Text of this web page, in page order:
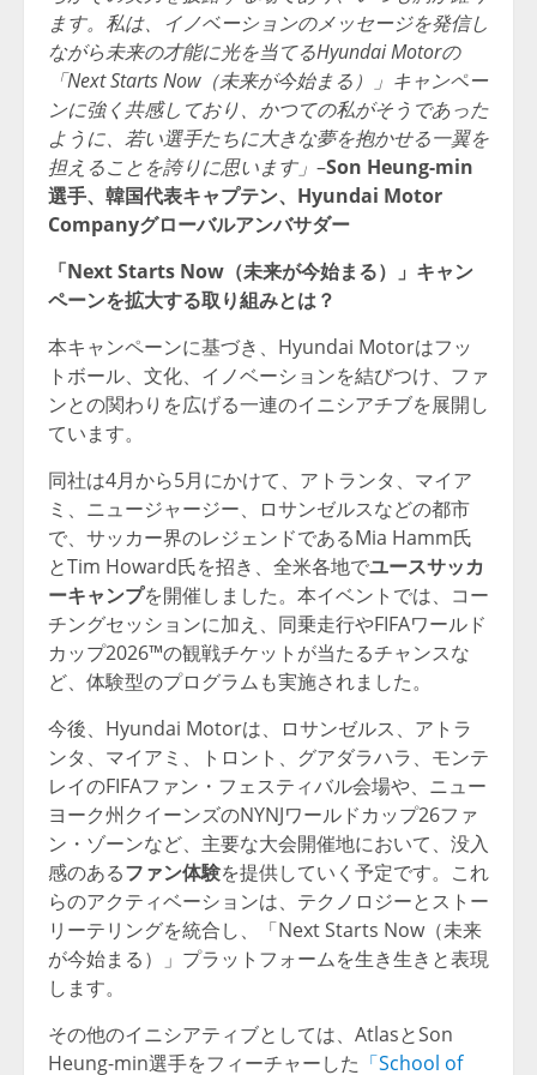
ます。私は、イノベーションのメッセージを発信し
ながら未来の才能に光を当てるHyundai Motorの
「Next Starts Now（未来が今始まる）」キャンペー
ンに強く共感しており、かつての私がそうであった
ように、若い選手たちに大きな夢を抱かせる一翼を
担えることを誇りに思います」 –Son Heung-min
選手、韓国代表キャプテン、Hyundai Motor
Companyグローバルアンバサダー
「Next Starts Now（未来が今始まる）」キャン
ペーンを拡大する取り組みとは？
本キャンペーンに基づき、Hyundai Motorはフッ
トボール、文化、イノベーションを結びつけ、ファ
ンとの関わりを広げる一連のイニシアチブを展開し
ています。
同社は4月から5月にかけて、アトランタ、マイア
ミ、ニュージャージー、ロサンゼルスなどの都市
で、サッカー界のレジェンドであるMia Hamm氏
とTim Howard氏を招き、全米各地でユースサッカ
ーキャンプを開催しました。本イベントでは、コー
チングセッションに加え、同乗走行やFIFAワールド
カップ2026™の観戦チケットが当たるチャンスな
ど、体験型のプログラムも実施されました。
今後、Hyundai Motorは、ロサンゼルス、アトラ
ンタ、マイアミ、トロント、グアダラハラ、モンテ
レイのFIFAファン・フェスティバル会場や、ニュー
ヨーク州クイーンズのNYNJワールドカップ26ファ
ン・ゾーンなど、主要な大会開催地において、没入
感のあるファン体験を提供していく予定です。これ
らのアクティベーションは、テクノロジーとストー
リーテリングを統合し、「Next Starts Now（未来
が今始まる）」プラットフォームを生き生きと表現
します。
その他のイニシアティブとしては、AtlasとSon
Heung-min選手をフィーチャーした 「School of